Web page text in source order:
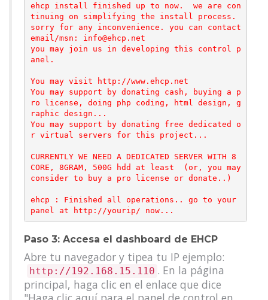
ehcp install finished up to now.  we are con
tinuing on simplifying the install process.
sorry for any inconvenience. you can contact
email/msn: info@ehcp.net
you may join us in developing this control p
anel.
You may visit http://www.ehcp.net
You may support by donating cash, buying a p
ro license, doing php coding, html design, g
raphic design...
You may support by donating free dedicated o
r virtual servers for this project...
CURRENTLY WE NEED A DEDICATED SERVER WITH 8
CORE, 8GRAM, 500G hdd at least  (or, you may
consider to buy a pro license or donate..)
ehcp : Finished all operations.. go to your
Paso 3: Accesa el dashboard de EHCP
Abre tu navegador y tipea tu IP ejemplo:
http://192.168.15.110 . En la página
principal, haga clic en el enlace que dice